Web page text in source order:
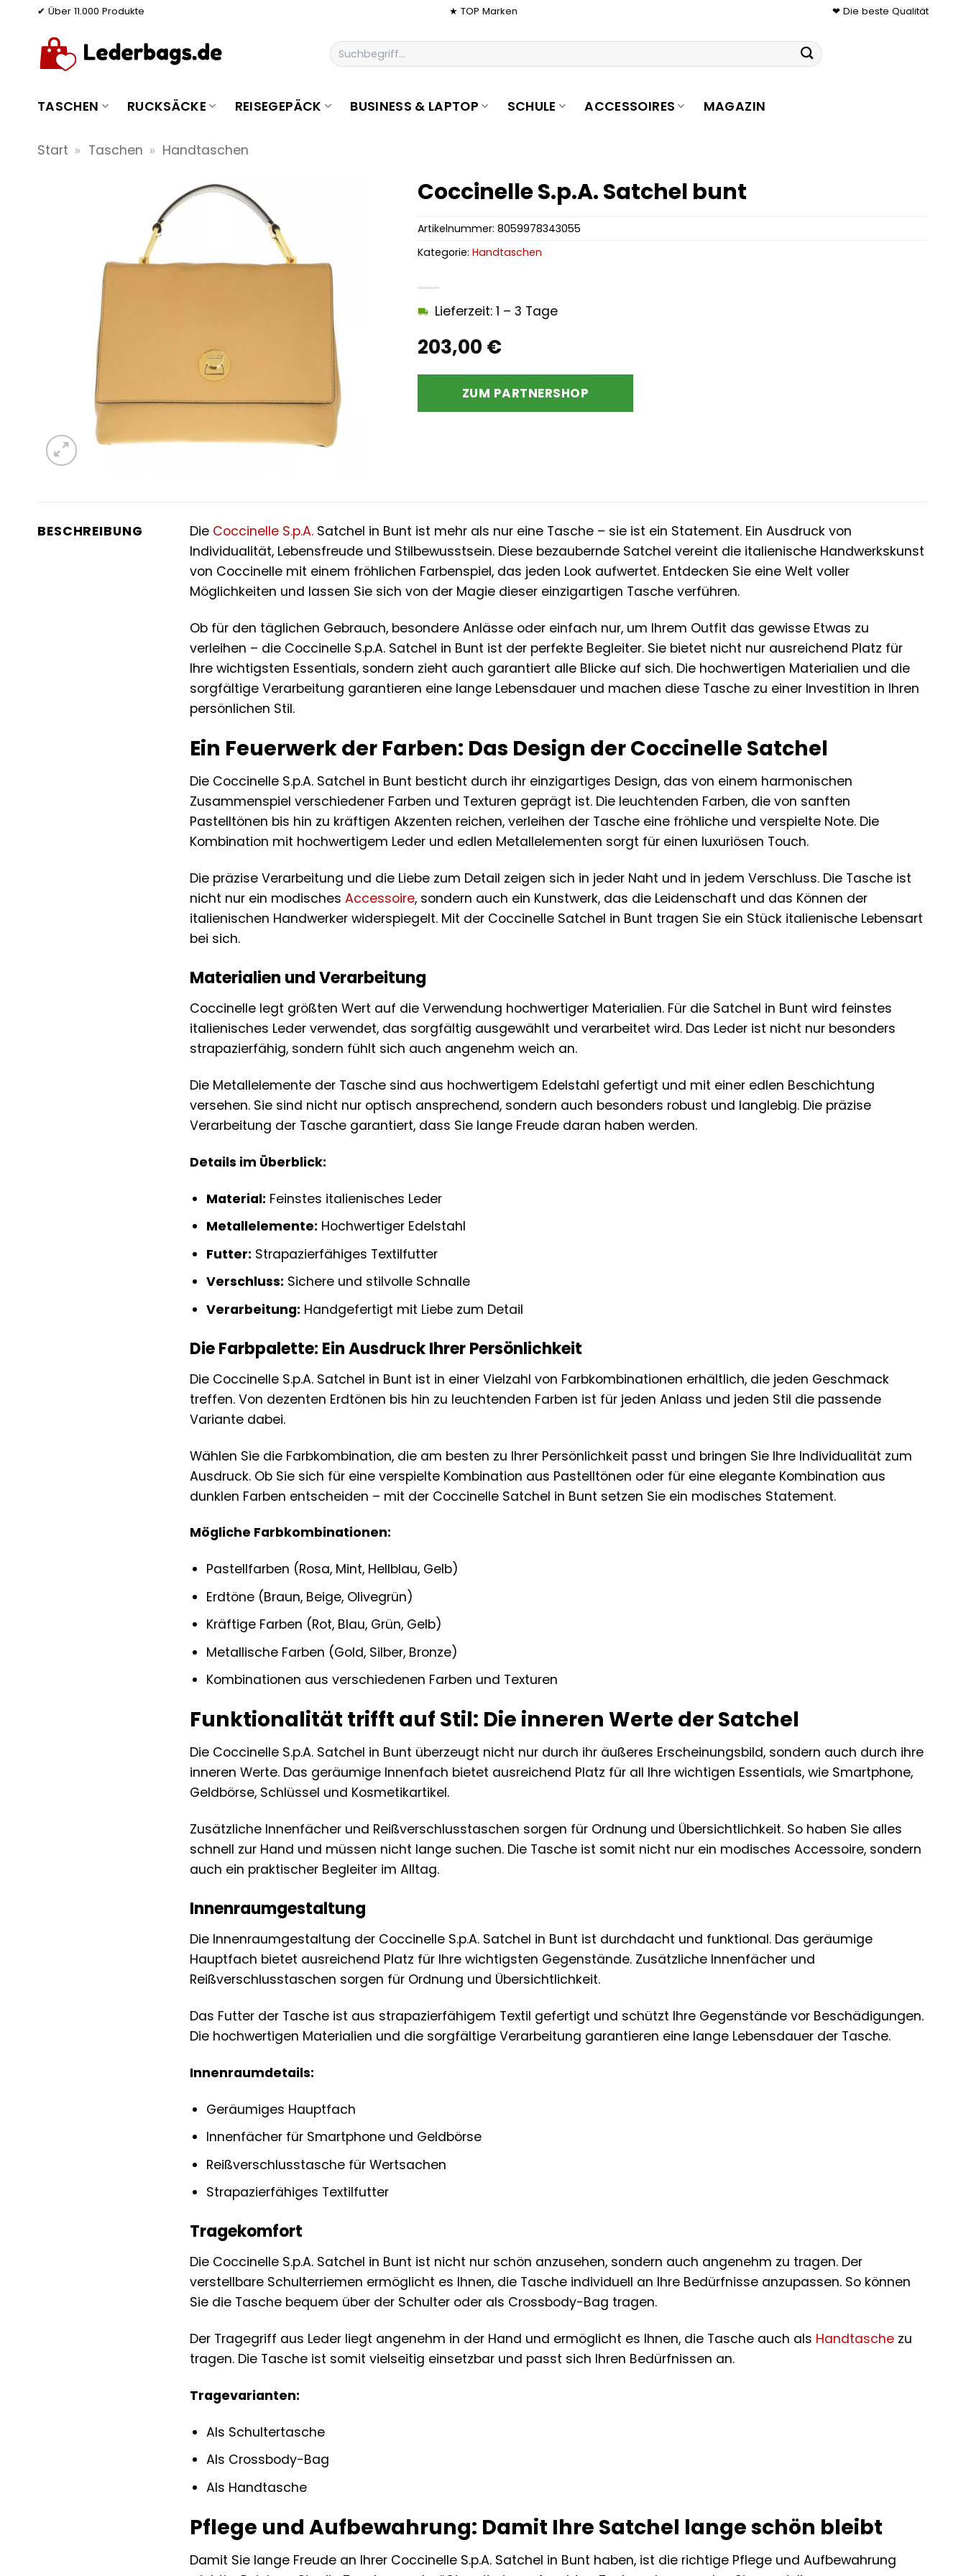
springen
✔ Über 11.000 Produkte ★ TOP Marken ❤ Die beste Qualität
Suchen
nach:
TASCHEN RUCKSÄCKE REISEGEPÄCK BUSINESS & LAPTOP SCHULE ACCESSOIRES MAGAZIN
Start » Taschen » Handtaschen
Coccinelle S.p.A. Satchel bunt
203,00 €
Lieferzeit: 1 – 3 Tage
ZUM PARTNERSHOP
Artikelnummer:8059978343055
Kategorie:Handtaschen
BESCHREIBUNG Die Coccinelle S.p.A.Satchel in Bunt ist mehr als nur eine Tasche – sie ist ein Statement. Ein Ausdruck von
Individualität, Lebensfreude und Stilbewusstsein. Diese bezaubernde Satchel vereint die italienische Handwerkskunst
von Coccinelle mit einem fröhlichen Farbenspiel, das jeden Look aufwertet. Entdecken Sie eine Welt voller
Möglichkeiten und lassen Sie sich von der Magie dieser einzigartigen Tasche verführen.
Ob für den täglichen Gebrauch, besondere Anlässe oder einfach nur, um Ihrem Outfit das gewisse Etwas zu
verleihen – die Coccinelle S.p.A. Satchel in Bunt ist der perfekte Begleiter. Sie bietet nicht nur ausreichend Platz für
Ihre wichtigsten Essentials, sondern zieht auch garantiert alle Blicke auf sich. Die hochwertigen Materialien und die
sorgfältige Verarbeitung garantieren eine lange Lebensdauer und machen diese Tasche zu einer Investition in Ihren
persönlichen Stil.
Ein Feuerwerk der Farben: Das Design der Coccinelle Satchel
Die Coccinelle S.p.A. Satchel in Bunt besticht durch ihr einzigartiges Design, das von einem harmonischen
Zusammenspiel verschiedener Farben und Texturen geprägt ist. Die leuchtenden Farben, die von sanften
Pastelltönen bis hin zu kräftigen Akzenten reichen, verleihen der Tasche eine fröhliche und verspielte Note. Die
Kombination mit hochwertigem Leder und edlen Metallelementen sorgt für einen luxuriösen Touch.
Die präzise Verarbeitung und die Liebe zum Detail zeigen sich in jeder Naht und in jedem Verschluss. Die Tasche ist
nicht nur ein modisches Accessoire, sondern auch ein Kunstwerk, das die Leidenschaft und das Können der
italienischen Handwerker widerspiegelt. Mit der Coccinelle Satchel in Bunt tragen Sie ein Stück italienische Lebensart
bei sich.
Materialien und Verarbeitung
Coccinelle legt größten Wert auf die Verwendung hochwertiger Materialien. Für die Satchel in Bunt wird feinstes
italienisches Leder verwendet, das sorgfältig ausgewählt und verarbeitet wird. Das Leder ist nicht nur besonders
strapazierfähig, sondern fühlt sich auch angenehm weich an.
Die Metallelemente der Tasche sind aus hochwertigem Edelstahl gefertigt und mit einer edlen Beschichtung
versehen. Sie sind nicht nur optisch ansprechend, sondern auch besonders robust und langlebig. Die präzise
Verarbeitung der Tasche garantiert, dass Sie lange Freude daran haben werden.
Details im Überblick:
Material: Feinstes italienisches Leder
Metallelemente: Hochwertiger Edelstahl
Futter: Strapazierfähiges Textilfutter
Verschluss: Sichere und stilvolle Schnalle
Verarbeitung: Handgefertigt mit Liebe zum Detail
Die Farbpalette: Ein Ausdruck Ihrer Persönlichkeit
Die Coccinelle S.p.A. Satchel in Bunt ist in einer Vielzahl von Farbkombinationen erhältlich, die jeden Geschmack
treffen. Von dezenten Erdtönen bis hin zu leuchtenden Farben ist für jeden Anlass und jeden Stil die passende
Variante dabei.
Wählen Sie die Farbkombination, die am besten zu Ihrer Persönlichkeit passt und bringen Sie Ihre Individualität zum
Ausdruck. Ob Sie sich für eine verspielte Kombination aus Pastelltönen oder für eine elegante Kombination aus
dunklen Farben entscheiden – mit der Coccinelle Satchel in Bunt setzen Sie ein modisches Statement.
Mögliche Farbkombinationen:
Pastellfarben (Rosa, Mint, Hellblau, Gelb)
Erdtöne (Braun, Beige, Olivegrün)
Kräftige Farben (Rot, Blau, Grün, Gelb)
Metallische Farben (Gold, Silber, Bronze)
Kombinationen aus verschiedenen Farben und Texturen
Funktionalität trifft auf Stil: Die inneren Werte der Satchel
Die Coccinelle S.p.A. Satchel in Bunt überzeugt nicht nur durch ihr äußeres Erscheinungsbild, sondern auch durch ihre
inneren Werte. Das geräumige Innenfach bietet ausreichend Platz für all Ihre wichtigen Essentials, wie Smartphone,
Geldbörse, Schlüssel und Kosmetikartikel.
Zusätzliche Innenfächer und Reißverschlusstaschen sorgen für Ordnung und Übersichtlichkeit. So haben Sie alles
schnell zur Hand und müssen nicht lange suchen. Die Tasche ist somit nicht nur ein modisches Accessoire, sondern
auch ein praktischer Begleiter im Alltag.
Innenraumgestaltung
Die Innenraumgestaltung der Coccinelle S.p.A. Satchel in Bunt ist durchdacht und funktional. Das geräumige
Hauptfach bietet ausreichend Platz für Ihre wichtigsten Gegenstände. Zusätzliche Innenfächer und
Reißverschlusstaschen sorgen für Ordnung und Übersichtlichkeit.
Das Futter der Tasche ist aus strapazierfähigem Textil gefertigt und schützt Ihre Gegenstände vor Beschädigungen.
Die hochwertigen Materialien und die sorgfältige Verarbeitung garantieren eine lange Lebensdauer der Tasche.
Innenraumdetails:
Geräumiges Hauptfach
Innenfächer für Smartphone und Geldbörse
Reißverschlusstasche für Wertsachen
Strapazierfähiges Textilfutter
Tragekomfort
Die Coccinelle S.p.A. Satchel in Bunt ist nicht nur schön anzusehen, sondern auch angenehm zu tragen. Der
verstellbare Schulterriemen ermöglicht es Ihnen, die Tasche individuell an Ihre Bedürfnisse anzupassen. So können
Sie die Tasche bequem über der Schulter oder als Crossbody-Bag tragen.
Der Tragegriff aus Leder liegt angenehm in der Hand und ermöglicht es Ihnen, die Tasche auch als Handtaschezu
tragen. Die Tasche ist somit vielseitig einsetzbar und passt sich Ihren Bedürfnissen an.
Tragevarianten:
Als Schultertasche
Als Crossbody-Bag
Als Handtasche
Pflege und Aufbewahrung: Damit Ihre Satchel lange schön bleibt
Damit Sie lange Freude an Ihrer Coccinelle S.p.A. Satchel in Bunt haben, ist die richtige Pflege und Aufbewahrung